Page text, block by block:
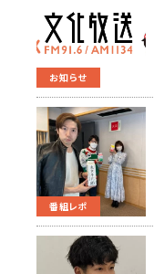
お知らせ
番組レポ